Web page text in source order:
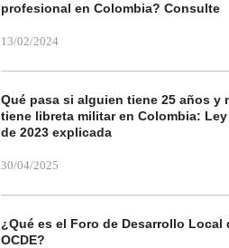
profesional en Colombia? Consulte
13/02/2024
Qué pasa si alguien tiene 25 años y
tiene libreta militar en Colombia: Ley
de 2023 explicada
30/04/2025
¿Qué es el Foro de Desarrollo Local
OCDE?